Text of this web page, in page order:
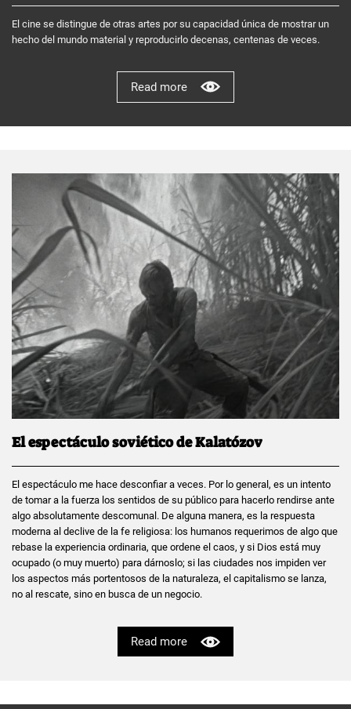
El cine se distingue de otras artes por su capacidad única de mostrar un
hecho del mundo material y reproducirlo decenas, centenas de veces.
Read more
El espectáculo soviético de Kalatózov
El espectáculo me hace desconfiar a veces. Por lo general, es un intento
de tomar a la fuerza los sentidos de su público para hacerlo rendirse ante
algo absolutamente descomunal. De alguna manera, es la respuesta
moderna al declive de la fe religiosa: los humanos requerimos de algo que
rebase la experiencia ordinaria, que ordene el caos, y si Dios está muy
ocupado (o muy muerto) para dárnoslo; si las ciudades nos impiden ver
los aspectos más portentosos de la naturaleza, el capitalismo se lanza,
no al rescate, sino en busca de un negocio.
Read more